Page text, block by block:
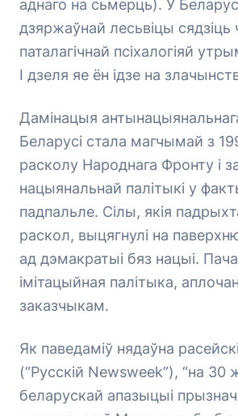
аднаго на сьмерць). У
дзяржаўнай лесьвіцы сядзіць
паталагічнай псіхалогіяй
І дзеля яе ён ідзе на
Дамінацыя
Беларусі стала магчымай з
расколу Народнага Фронту і
нацыянальнай палітыкі у
падпальле. Сілы, якія
раскол, выцягнулі на
ад дэмакратыі бяз нацыі.
імітацыйная палітыка,
заказчыкам.
Як паведаміў нядаўна
(“Русскій Newsweek”), “на 30
беларускай апазыцыі